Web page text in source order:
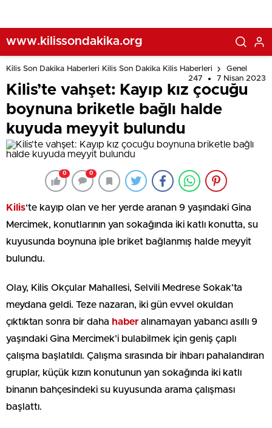
www.kilissondakika.org
Kilis Son Dakika Haberleri Kilis Son Dakika Kilis Haberleri
Genel
247
7 Nisan 2023
Kilis’te vahşet: Kayıp kız çocuğu
boynuna briketle bağlı halde
kuyuda meyyit bulundu
0 0
Kilis‘te kayıp olan ve her yerde aranan 9 yaşındaki Gina
Mercimek, konutlarının yan sokağında iki katlı konutta, su
kuyusunda boynuna iple briket bağlanmış halde meyyit
bulundu.
Olay, Kilis Okçular Mahallesi, Selvili Medrese Sokak’ta
meydana geldi. Teze nazaran, iki gün evvel okuldan
çıktıktan sonra bir daha haber alınamayan yabancı asıllı 9
yaşındaki Gina Mercimek’i bulabilmek için geniş çaplı
çalışma başlatıldı. Çalışma sırasında bir ihbarı pahalandıran
gruplar, küçük kızın konutunun yan sokağında iki katlı
binanın bahçesindeki su kuyusunda arama çalışması
başlattı.